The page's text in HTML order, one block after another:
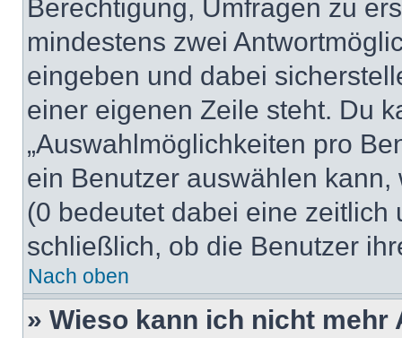
Berechtigung, Umfragen zu
mindestens zwei
eingeben und dabei
einer eigenen Zeile steht. Du
„Auswahlmöglichkeiten pro
ein Benutzer auswählen
(0 bedeutet dabei eine
schließlich, ob die Benutzer
Nach oben
» Wieso kann ich nicht